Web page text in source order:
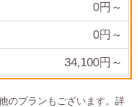
0円～
0円～
34,100円～
のプランもございます。詳